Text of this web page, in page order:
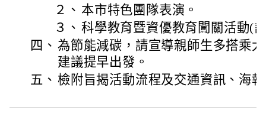
２、 本市特色團隊表演。
３、 科學教育暨資優教育闖關活動(
四、 為節能減碳，請宣導親師生多搭乘
建議提早出發。
五、 檢附旨揭活動流程及交通資訊、海